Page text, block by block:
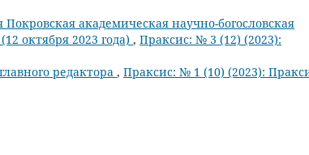
Покровская академическая научно-богословская
октября 2023 года) , Праксис: № 3 (12) (2023):
редактора , Праксис: № 1 (10) (2023):